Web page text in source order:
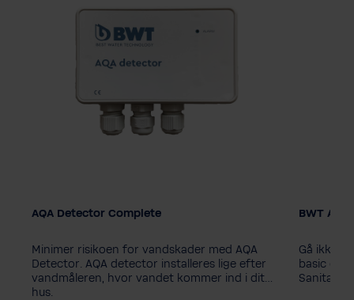
AQA Detector Complete
Minimer risikoen for vandskader med AQA
Detector. AQA detector installeres lige efter
vandmåleren, hvor vandet kommer ind i dit
hus.
BWT
Gå ikke
basic
Sanitabs